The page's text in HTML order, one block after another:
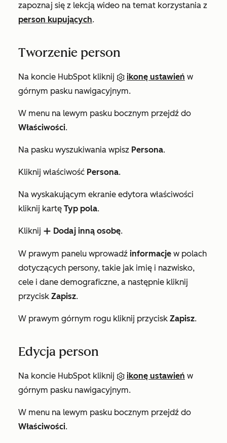
zapoznaj się z lekcją wideo na temat korzystania z
person kupujących.
Tworzenie person
Na koncie HubSpot kliknij ikonę ustawień w
górnym pasku nawigacyjnym.
W menu na lewym pasku bocznym przejdź do
Właściwości.
Na pasku wyszukiwania wpisz Persona.
Kliknij właściwość Persona.
Na wyskakującym ekranie edytora właściwości
kliknij kartę Typ pola.
Kliknij add Dodaj inną osobę.
W prawym panelu wprowadź informacje w polach
dotyczących persony, takie jak imię i nazwisko,
cele i dane demograficzne, a następnie kliknij
przycisk Zapisz.
W prawym górnym rogu kliknij przycisk Zapisz.
Edycja person
Na koncie HubSpot kliknij ikonę ustawień w
górnym pasku nawigacyjnym.
W menu na lewym pasku bocznym przejdź do
Właściwości.